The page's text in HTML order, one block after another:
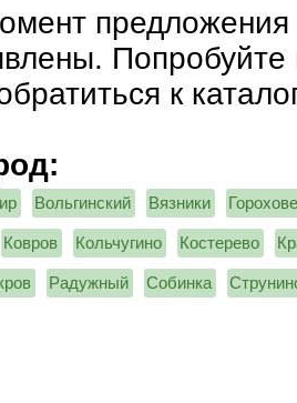
предложения
Попробуйте
к
Вольгинский Вязники
Ковров Кольчугино Костерево
Радужный Собинка